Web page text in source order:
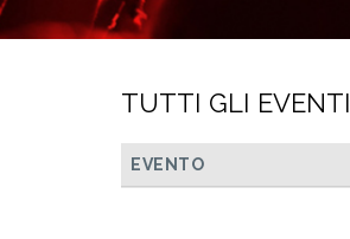
TUTTI GLI EVENTI
EVENTO